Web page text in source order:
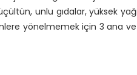
unlu gıdalar, yüksek yağ
yönelmemek için 3 ana ve